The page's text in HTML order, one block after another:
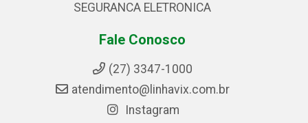
SEGURANCA ELETRONICA
Fale Conosco
(27) 3347-1000
atendimento@linhavix.com.br
Instagram